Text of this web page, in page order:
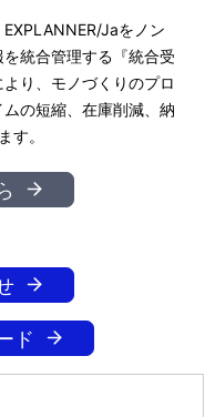
Jaをノン
統合管理する『統合受
り、モノづくりのプロ
の短縮、在庫削減、納
す。
ド